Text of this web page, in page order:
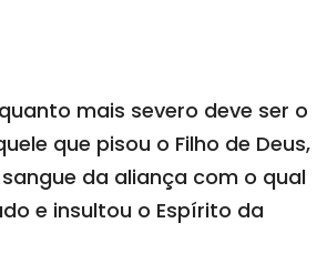
mais severo deve ser o
que pisou o Filho de Deus,
da aliança com o qual
e insultou o Espírito da